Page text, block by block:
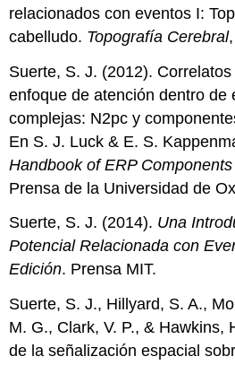
relacionados con eventos I:
cabelludo. Topografía Cerebral,
Suerte, S. J. (2012).
enfoque de atención dentro de
complejas: N2pc y
En S. J. Luck & E. S.
Handbook of ERP Components
Prensa de la Universidad de
Suerte, S. J. (2014). Una
Potencial Relacionada con
Edición. Prensa MIT.
Suerte, S. J., Hillyard, S. A.,
M. G., Clark, V. P., & Hawkins,
de la señalización espacial